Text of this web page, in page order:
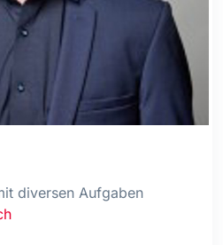
diversen Aufgaben